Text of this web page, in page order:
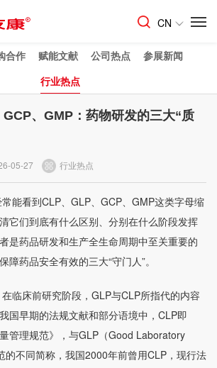
CN
合作 赋能文献 公司热点
参展新闻
行业热点
、GMP：药物研发的三大“质
05-27 行业热点
能看到CLP、GLP、 GCP、GMP这类字母缩
它们到底有什么区别、分别在什么阶段发挥
是药品研发和生产全生命周期中至关重要的
障药品安全有效的三大“守门人”。
临床前研究阶段，GLP与CLP所指代的内容
国早期的法规文献和部分语境中，CLP即
管理规范》，与GLP（Good Laboratory
的不同简称，我国2000年前曾用CLP，现行法